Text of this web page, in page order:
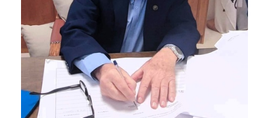
ΤΟΠΟΣ
ΠΟΛΙΤΙΣΜΟΣ
ΑΝΘΕΚΤΙΚΗ